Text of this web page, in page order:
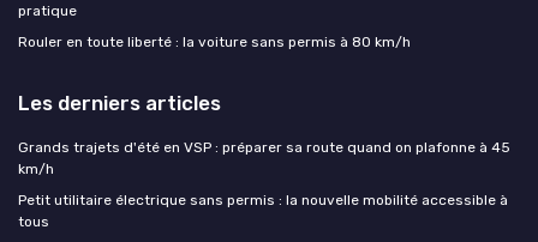
pratique
Rouler en toute liberté : la voiture sans permis à 80 km/h
Les derniers articles
Grands trajets d'été en VSP : préparer sa route quand on plafonne à 45
km/h
Petit utilitaire électrique sans permis : la nouvelle mobilité accessible à
tous